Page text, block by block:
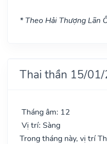
* Theo Hải Thượng Lãn
Thai thần 15/
Tháng âm: 12
Vị trí: Sàng
Trong tháng này, vị trí